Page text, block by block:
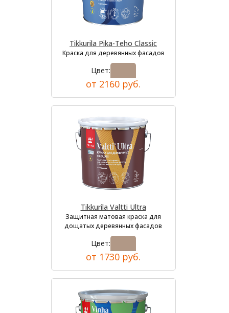
Tikkurila Pika-Teho Classic
Краска для деревянных фасадов
Цвет:
от 2160 руб.
Tikkurila Valtti Ultra
Защитная матовая краска для
дощатых деревянных фасадов
Цвет:
от 1730 руб.